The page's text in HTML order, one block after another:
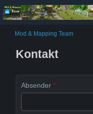
Mod & Mapping Team
Kontakt
Absender *